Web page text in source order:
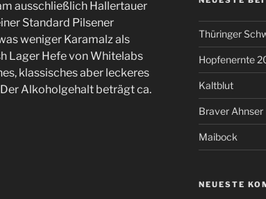
ausschließlich Hallertauer
Standard Pilsener
weniger Karamalz als
Lager Hefe von Whitelabs
klassisches aber leckeres
Alkoholgehalt beträgt ca.
Thüringer
Hopfenernte
Kaltblut
Braver Ahnser
Maibock
NEUESTE